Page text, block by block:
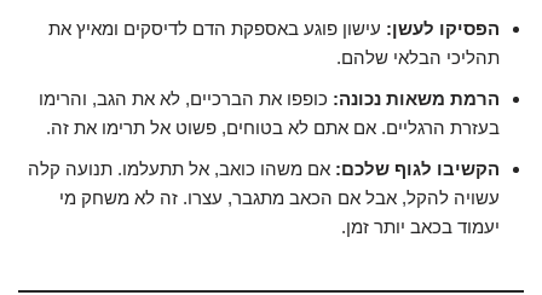
הפסיקו לעשן: עישון פוגע באספקת הדם לדיסקים ומאיץ את
תהליכי הבלאי שלהם.
הרמת משאות נכונה: כופפו את הברכיים, לא את הגב, והרימו
בעזרת הרגליים. אם אתם לא בטוחים, פשוט אל תרימו את זה.
הקשיבו לגוף שלכם: אם משהו כואב, אל תתעלמו. תנועה קלה
עשויה להקל, אבל אם הכאב מתגבר, עצרו. זה לא משחק מי
יעמוד בכאב יותר זמן.